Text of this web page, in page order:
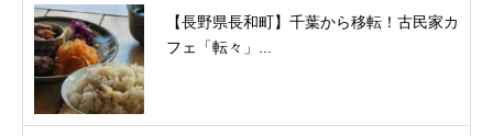
【長野県長和町】千葉から移転！古民家カ
フェ「転々」...